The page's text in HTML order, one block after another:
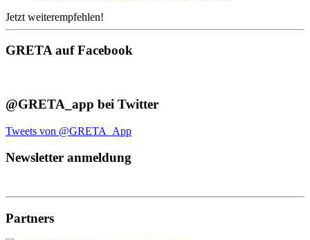
Jetzt weiterempfehlen!
GRETA auf Facebook
@GRETA_app bei Twitter
Tweets von @GRETA_App
Newsletter anmeldung
Partners